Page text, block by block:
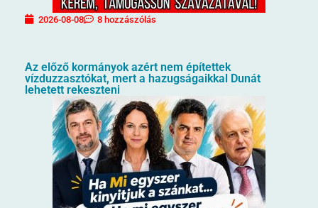
2026-08-08 8 hozzászólás
Az előző kormányok azért nem építettek
vízduzzasztókat, mert a hazugságaikkal Dunát
lehetett rekeszteni